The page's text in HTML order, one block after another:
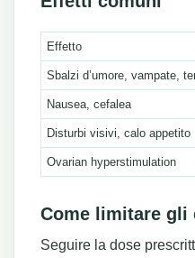
Effetto
Sbalzi d’umore, vampate,
Nausea, cefalea
Disturbi visivi, calo appetito
Ovarian hyperstimulation
Come limitare gli
Seguire la dose